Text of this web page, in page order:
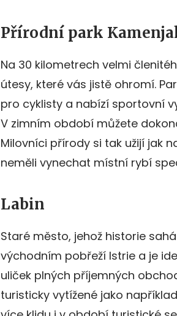
Přírodní park
Na 30 kilometrech velmi
útesy, které vás jistě ohromí.
pro cyklisty a nabízí sportovní
V zimním období můžete
Milovníci přírody si tak užijí jak
neměli vynechat místní rybí
Labin
Staré město, jehož historie
východním pobřeží Istrie a je
uliček plných příjemných
turisticky vytížené jako